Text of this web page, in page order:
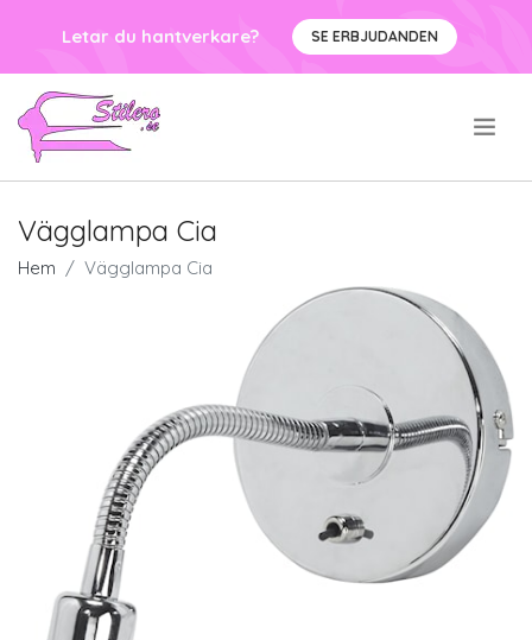
Letar du hantverkare? SE ERBJUDANDEN
Vägglampa Cia
Hem Vägglampa Cia